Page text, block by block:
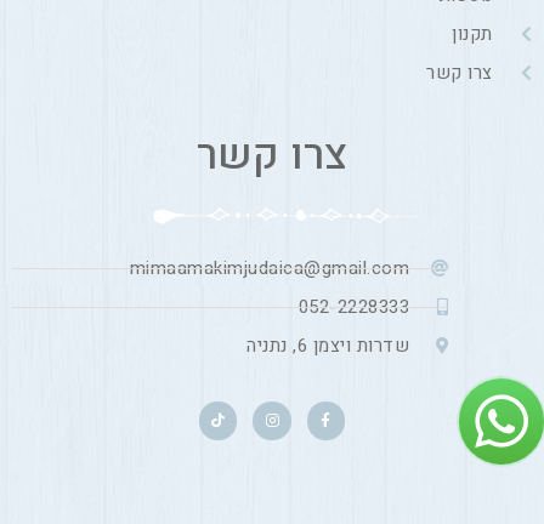
תקנון
צרו קשר
צרו קשר
mimaamakimjudaica@gmail.com
052-2228333
שדרות ויצמן 6, נתניה